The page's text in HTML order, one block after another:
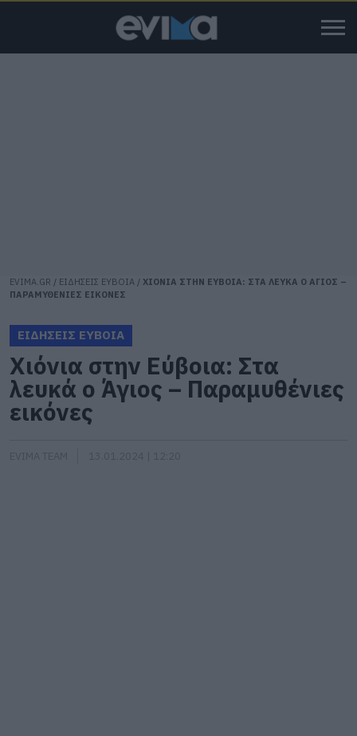
EVIMA.GR / ΕΙΔΗΣΕΙΣ ΕΥΒΟΙΑ / ΧΙΟΝΙΑ ΣΤΗΝ ΕΥΒΟΙΑ: ΣΤΑ ΛΕΥΚΑ Ο ΑΓΙΟΣ –
ΠΑΡΑΜΥΘΕΝΙΕΣ ΕΙΚΟΝΕΣ
ΕΙΔΗΣΕΙΣ ΕΥΒΟΙΑ
Χιόνια στην Εύβοια: Στα
λευκά ο Άγιος – Παραμυθένιες
εικόνες